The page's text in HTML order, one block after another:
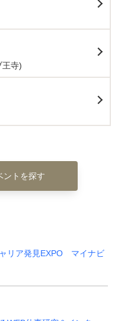
寺)
ントを探す
リア発見EXPO マイナビ